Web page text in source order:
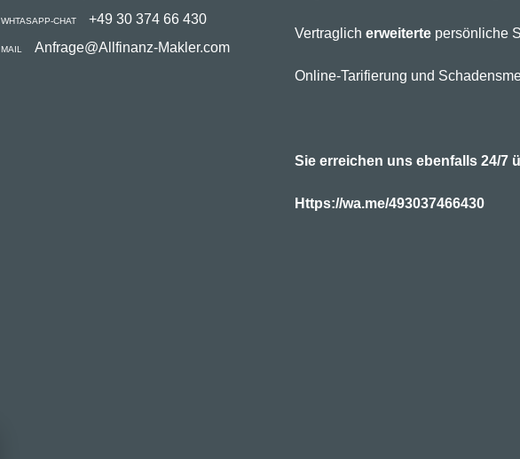
WHTASAPP-CHAT +49 30 374 66 430
MAIL Anfrage@Allfinanz-Makler.com
Vertraglich erweitertepersönliche
Online-Tarifierung und
Sie erreichen uns ebenfalls 24/7
Https://wa.me/493037466430